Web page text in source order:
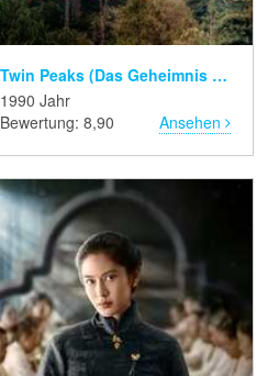
Twin Peaks (Das Geheimnis von Twin Peaks
1990 Jahr
Bewertung: 8,90
Ansehen